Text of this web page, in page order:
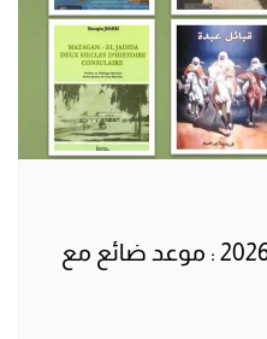
المعرض الدولي للكتاب 2026 : موعد ضائع مع